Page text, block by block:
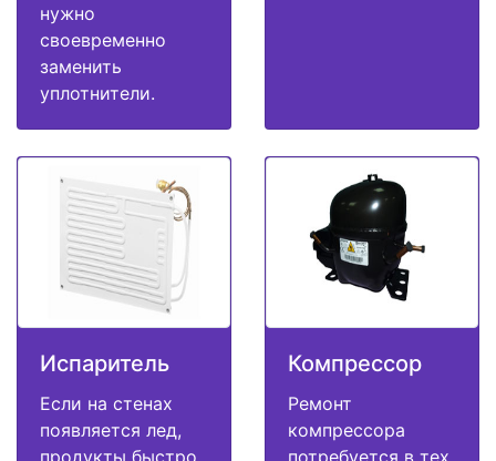
нужно
своевременно
заменить
уплотнители.
Испаритель
Если на стенах
появляется лед,
продукты быстро
Компрессор
Ремонт
компрессора
потребуется в тех